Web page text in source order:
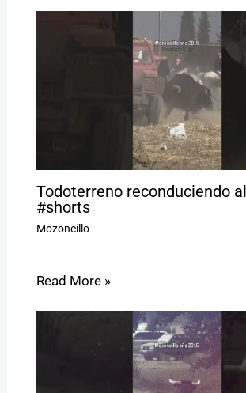
Todoterreno reconduciendo
#shorts
Mozoncillo
Read More »